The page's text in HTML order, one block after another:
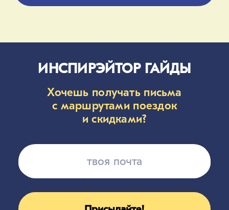
ИНСПИРЭЙТОР ГАЙДЫ
Хочешь получать письма
с маршрутами поездок
и скидками?